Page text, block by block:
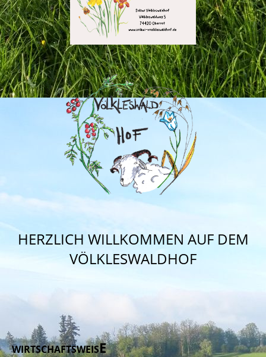
HERZLICH WILLKOMMEN AUF DEM
VÖLKLESWALDHOF
WIRTSCHAFTSWEISE